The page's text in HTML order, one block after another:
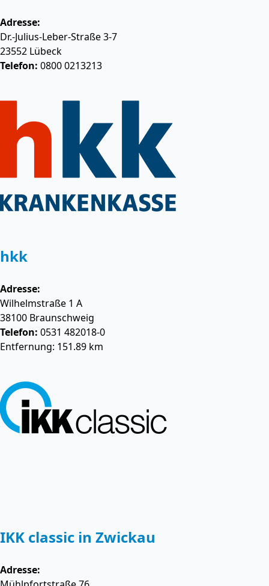
Adresse:
Dr.-Julius-Leber-Straße 3-7
23552 Lübeck
Telefon: 0800 0213213
hkk
Adresse:
Wilhelmstraße 1 A
38100 Braunschweig
Telefon: 0531 482018-0
Entfernung: 151.89 km
IKK classic in Zwickau
Adresse: